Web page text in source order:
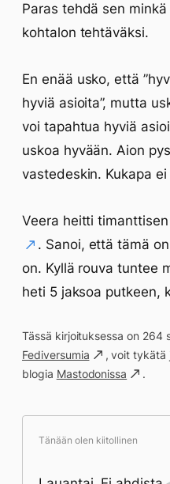
Paras tehdä sen
kohtalon tehtäväksi.
En enää usko, että
hyviä asioita”, mutta
voi tapahtua hyviä
uskoa hyvään. Aion
vastedeskin. Kukapa
Veera heitti
. Sanoi, että tämä
on. Kyllä rouva tuntee
heti 5 jaksoa putkeen,
Tässä kirjoituksessa on 264
Fediversumia
, voit tykätä
blogia Mastodonissa .
Tänään olen kiitollinen